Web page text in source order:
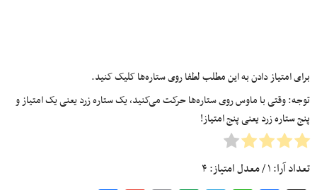
برای امتیاز دادن به این مطلب لطفا روی ستاره‌ها کلیک کنید.
توجه: وقتی با ماوس روی ستاره‌ها حرکت می‌کنید، یک ستاره زرد یعنی یک امتیاز و
پنج ستاره زرد یعنی پنج امتیاز!
تعداد آرا:۱/ معدل امتیاز:۴